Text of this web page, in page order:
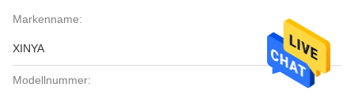
Markenname:
XINYA
Modellnummer: